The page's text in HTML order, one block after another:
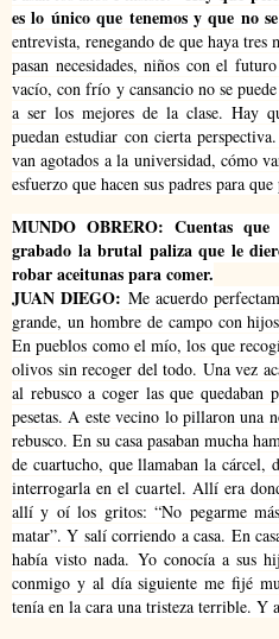
es lo único que tenemos y que no
entrevista, renegando de que haya tres
pasan necesidades, niños con el
vacío, con frío y cansancio no se
a ser los mejores de la clase. Hay
puedan estudiar con cierta
van agotados a la universidad, cómo
esfuerzo que hacen sus padres para
MUNDO OBRERO: Cuentas
grabado la brutal paliza que le
robar aceitunas para comer.
JUAN DIEGO: Me acuerdo
grande, un hombre de campo con
En pueblos como el mío, los que
olivos sin recoger del todo. Una vez
al rebusco a coger las que
pesetas. A este vecino lo pillaron una
rebusco. En su casa pasaban mucha
de cuartucho, que llamaban la cárcel,
interrogarla en el cuartel. Allí era
allí y oí los gritos: “No pegarme
matar”. Y salí corriendo a casa. En
había visto nada. Yo conocía a sus
conmigo y al día siguiente me fijé
tenía en la cara una tristeza terrible. Y